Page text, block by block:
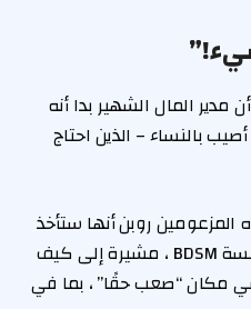
المال الشهير بدا أنه
بالنساء – الذين احتاج
ضحاياه المزعومين روبن أنها ستأخذ
“الكثير من الفاليوم” لتحمل جلسة BDSM ، مشيرة إلى كيف
مكان “صعب حقًا” ، بما في